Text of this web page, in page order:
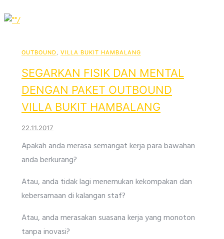
OUTBOUND, VILLA BUKIT HAMBALANG
SEGARKAN FISIK DAN MENTAL
DENGAN PAKET OUTBOUND
VILLA BUKIT HAMBALANG
22.11.2017
Apakah anda merasa semangat kerja para bawahan
anda berkurang?
Atau, anda tidak lagi menemukan kekompakan dan
kebersamaan di kalangan staf?
Atau, anda merasakan suasana kerja yang monoton
tanpa inovasi?